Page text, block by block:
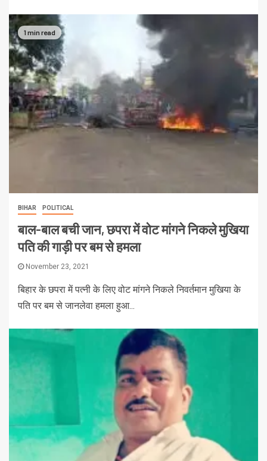
1 min read
BIHAR POLITICAL
बाल-बाल बची जान, छपरा में वोट मांगने निकले मुखिया
पति की गाड़ी पर बम से हमला
November 23, 2021
बिहार के छपरा में पत्‍नी के लिए वोट मांगने निकले निवर्तमान मुखिया के
पति पर बम से जानलेवा हमला हुआ...